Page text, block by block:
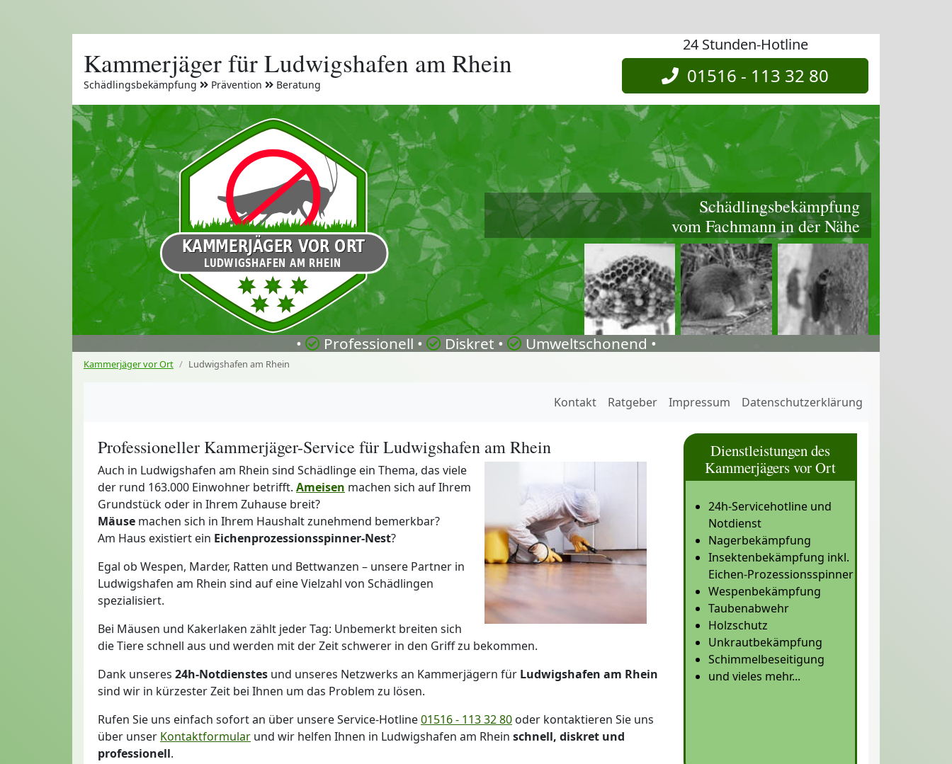
Kammerjäger für Ludwigshafen am Rhein
Schädlingsbekämpfung Prävention Beratung
24 Stunden-Hotline
01516 - 113 32 80
Schädlingsbekämpfung
vom Fachmann in der Nähe
• Professionell • Diskret • Umweltschonend •
Kammerjäger vor Ort Ludwigshafen am Rhein
Kontakt Ratgeber Impressum Datenschutzerklärung
Professioneller Kammerjäger-Service für Ludwigshafen am Rhein
Auch in Ludwigshafen am Rhein sind Schädlinge ein Thema, das viele
der rund 163.000 Einwohner betrifft. Ameisen machen sich auf Ihrem
Grundstück oder in Ihrem Zuhause breit?
Mäuse machen sich in Ihrem Haushalt zunehmend bemerkbar?
Am Haus existiert ein Eichenprozessionsspinner-Nest?
Egal ob Wespen, Marder, Ratten und Bettwanzen – unsere Partner in
Ludwigshafen am Rhein sind auf eine Vielzahl von Schädlingen
spezialisiert.
Bei Mäusen und Kakerlaken zählt jeder Tag: Unbemerkt breiten sich
die Tiere schnell aus und werden mit der Zeit schwerer in den Griff zu bekommen.
Dank unseres 24h-Notdienstes und unseres Netzwerks an Kammerjägern für Ludwigshafen am Rhein
sind wir in kürzester Zeit bei Ihnen um das Problem zu lösen.
Rufen Sie uns einfach sofort an über unsere Service-Hotline01516 - 113 32 80 oder kontaktieren Sie uns
über unser Kontaktformular und wir helfen Ihnen in Ludwigshafen am Rhein schnell, diskret und
professionell.
Dienstleistungen des
Kammerjägers vor Ort
24h-Servicehotline und
Notdienst
Nagerbekämpfung
Insektenbekämpfung inkl.
Eichen-Prozessionsspinner
Wespenbekämpfung
Taubenabwehr
Holzschutz
Unkrautbekämpfung
Schimmelbeseitigung
und vieles mehr...